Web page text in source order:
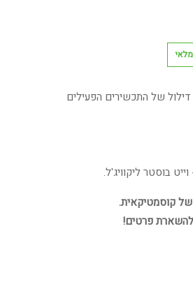
של התכשירים הפעילים
בוסטר ליקוויג'ל.
של קוסמטיקאית.
להשארת פרטים!